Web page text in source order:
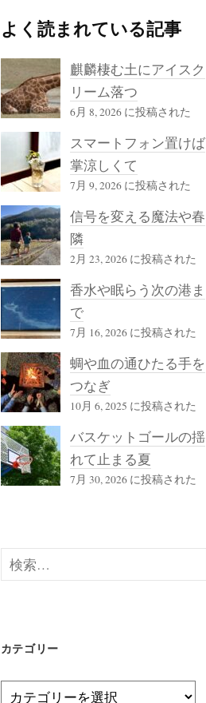
よく読まれている記事
麒麟棲む土にアイスク
リーム落つ
6月 8, 2026 に投稿された
スマートフォン置けば
掌涼しくて
7月 9, 2026 に投稿された
信号を変える魔法や春
隣
2月 23, 2026 に投稿された
香水や眠らう次の港ま
で
7月 16, 2026 に投稿された
蜩や血の通ひたる手を
つなぎ
10月 6, 2025 に投稿された
バスケットゴールの揺
れて止まる夏
7月 30, 2026 に投稿された
検
索:
カテゴリー
カ